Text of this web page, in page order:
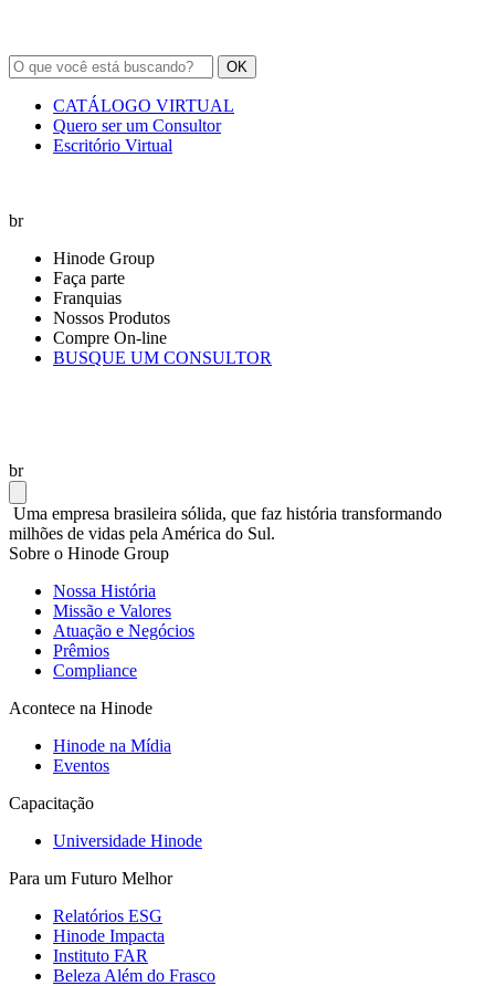
OK
CATÁLOGO VIRTUAL
Quero ser um Consultor
Escritório Virtual
br
Hinode Group
Faça parte
Franquias
Nossos Produtos
Compre On-line
BUSQUE UM CONSULTOR
br
Uma empresa brasileira sólida, que faz história transformando
milhões de vidas pela América do Sul.
Sobre o Hinode Group
Nossa História
Missão e Valores
Atuação e Negócios
Prêmios
Compliance
Acontece na Hinode
Hinode na Mídia
Eventos
Capacitação
Universidade Hinode
Para um Futuro Melhor
Relatórios ESG
Hinode Impacta
Instituto FAR
Beleza Além do Frasco